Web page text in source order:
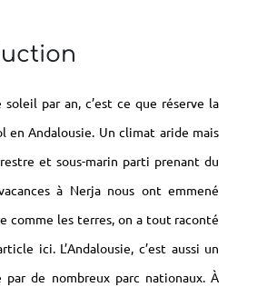
soleil par an, c’est ce que réserve la
en Andalousie. Un climat aride mais
et sous-marin parti prenant du
à Nerja nous ont emmené
comme les terres, on a tout raconté
ici. L’Andalousie, c’est aussi un
par de nombreux parc nationaux. À